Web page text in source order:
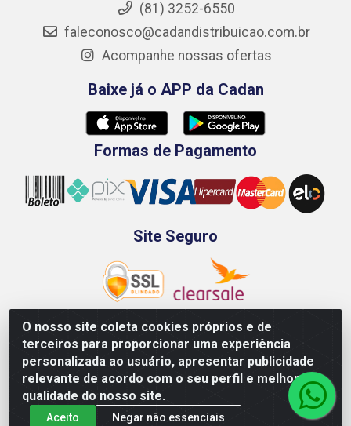
O nosso site coleta cookies próprios e de
terceiros para proporcionar uma experiência
personalizada ao usuário, apresentar publicidade
relevante de acordo com o seu perfil e melhorar a
qualidade do nosso site.
Aceito Negar não essenciais
(81) 3252-6550
faleconosco@cadandistribuicao.com.br
Acompanhe nossas ofertas
Baixe já o APP da Cadan
Formas de Pagamento
Site Seguro
Rod. BR-101 Sul, Km 73, 4505, Galpão A, Ibura -
Recife/PE - CEP 51240-340 - CNPJ 70.089.974/0001-79